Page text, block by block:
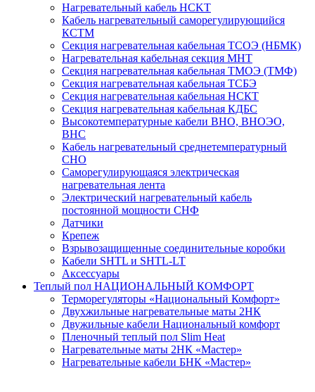
Нагревательный кабель НCKТ
Кабель нагревательный саморегулирующийся
КСТМ
Секция нагревательная кабельная ТСОЭ (НБМК)
Нагревательная кабельная секция МНТ
Секция нагревательная кабельная ТМОЭ (ТМФ)
Секция нагревательная кабельная ТСБЭ
Секция нагревательная кабельная НСКТ
Секция нагревательная кабельная КДБС
Высокотемпературные кабели ВНО, ВНОЭО,
ВНС
Кабель нагревательный среднетемпературный
СНО
Саморегулирующаяся электрическая
нагревательная лента
Электрический нагревательный кабель
постоянной мощности СНФ
Датчики
Крепеж
Взрывозащищенные соединительные коробки
Кабели SHTL и SHTL-LT
Аксессуары
Теплый пол НАЦИОНАЛЬНЫЙ КОМФОРТ
Терморегуляторы «Национальный Комфорт»
Двухжильные нагревательные маты 2НК
Двужильные кабели Национальный комфорт
Пленочный теплый пол Slim Heat
Нагревательные маты 2НК «Мастер»
Нагревательные кабели БНК «Мастер»